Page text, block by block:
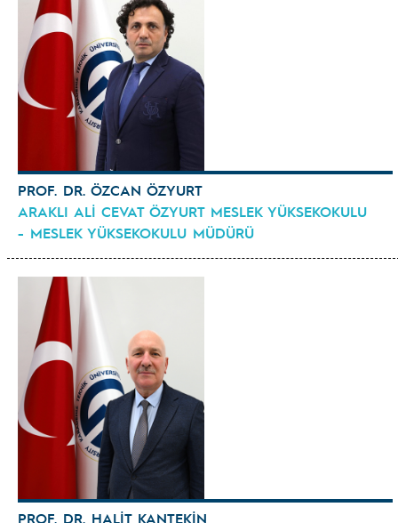
PROF. DR. ÖZCAN ÖZYURT
ARAKLI ALİ CEVAT ÖZYURT MESLEK YÜKSEKOKULU
- MESLEK YÜKSEKOKULU MÜDÜRÜ
PROF. DR. HALİT KANTEKİN